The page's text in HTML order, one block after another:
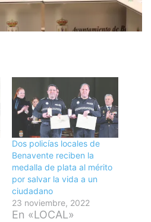
Dos policías locales de
Benavente reciben la
medalla de plata al mérito
por salvar la vida a un
ciudadano
23 noviembre, 2022
En «LOCAL»